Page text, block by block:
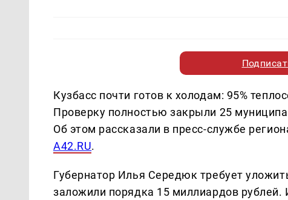
Кузбасс почти готов к холодам: 95%
Проверку полностью закрыли 25
Об этом рассказали в пресс-службе
A42.RU.
Губернатор Илья Середюк требует
заложили порядка 15 миллиардов